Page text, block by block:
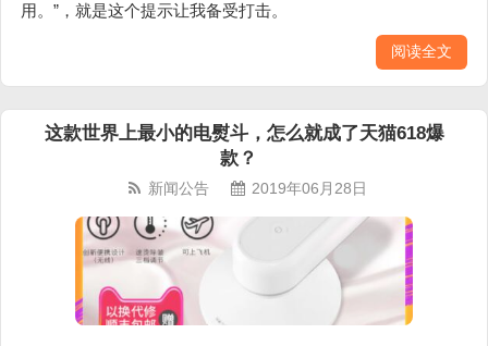
用。”，就是这个提示让我备受打击。
阅读全文
这款世界上最小的电熨斗，怎么就成了天猫618爆
款？
新闻公告 2019年06月28日